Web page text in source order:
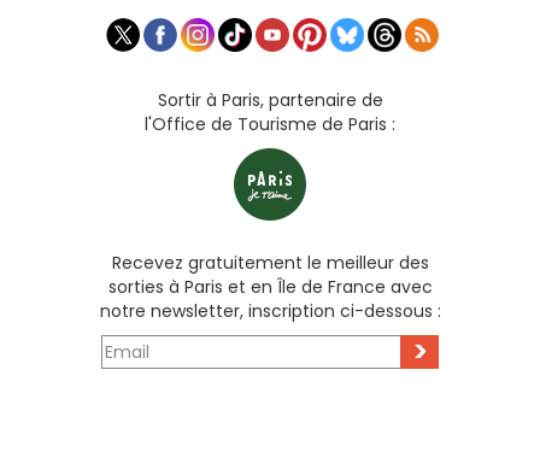
Sortir à Paris, partenaire de
l'Office de Tourisme de Paris :
Recevez gratuitement le meilleur des
sorties à Paris et en Île de France avec
notre newsletter, inscription ci-dessous :
>